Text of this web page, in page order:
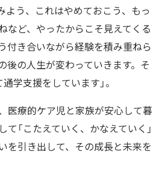
よう、これはやめておこう、もっ
など、やったからこそ見えてくる
付き合いながら経験を積み重ねら
後の人生が変わっていきます。そ
学支援をしています」。
医療的ケア児と家族が安心して暮
「こたえていく、かなえていく」
を引き出して、その成長と未来を